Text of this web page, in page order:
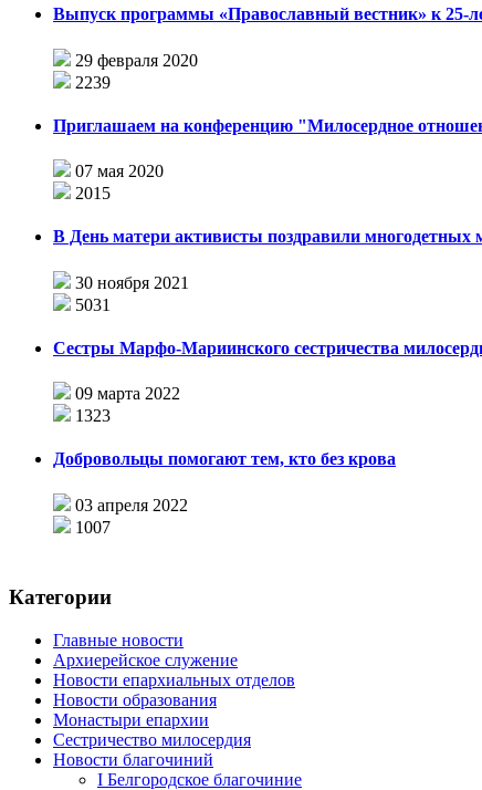
Выпуск программы «Православный вестник» к 25-
29 февраля 2020
2239
Приглашаем на конференцию "Милосердное
07 мая 2020
2015
В День матери активисты поздравили многодетных
30 ноября 2021
5031
Сестры Марфо-Мариинского сестричества
09 марта 2022
1323
Добровольцы помогают тем, кто без крова
03 апреля 2022
1007
Категории
Главные новости
Архиерейское служение
Новости епархиальных отделов
Новости образования
Монастыри епархии
Сестричество милосердия
Новости благочиний
I Белгородское благочиние